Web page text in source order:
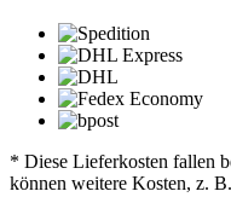
* Diese Lieferkosten fallen
können weitere Kosten, z.